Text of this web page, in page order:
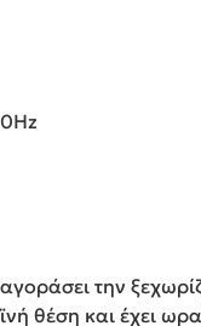
την
θέση και έχει